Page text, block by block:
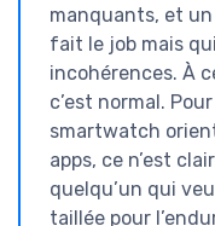
manquants, et
fait le job mais
incohérences. À
c’est normal.
smartwatch
apps, ce n’est
quelqu’un qui
taillée pour